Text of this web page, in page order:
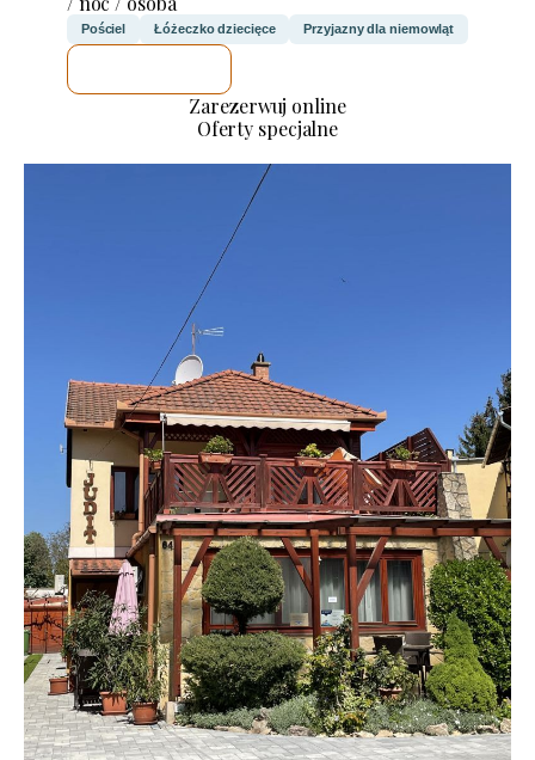
Pościel Łóżeczko dziecięce Przyjazny dla niemowląt
Zarezerwuj online
Oferty specjalne